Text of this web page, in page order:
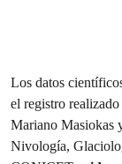
Los datos
el registro
Mariano Masiokas
Nivología,